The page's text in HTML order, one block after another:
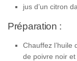
jus d’un citron
Préparation :
Chauffez l’huile
de poivre noir et